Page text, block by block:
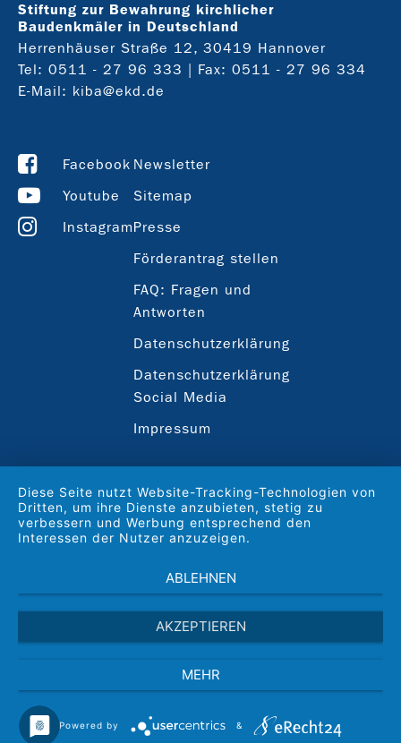
Stiftung zur Bewahrung kirchlicher
Baudenkmäler in Deutschland
Herrenhäuser Straße 12, 30419 Hannover
Tel: 0511 - 27 96 333
| Fax: 0511 - 27 96 334
E-Mail: kiba@ekd.de
Facebook
Youtube
Instagram
Newsletter
Sitemap
Presse
Förderantrag stellen
FAQ: Fragen und
Antworten
Datenschutzerklärung
Datenschutzerklärung
Social Media
Impressum
Diese Seite nutzt Website-Tracking-Technologien von
Dritten, um ihre Dienste anzubieten, stetig zu
verbessern und Werbung entsprechend den
Interessen der Nutzer anzuzeigen.
ABLEHNEN
AKZEPTIEREN
MEHR
Powered by &